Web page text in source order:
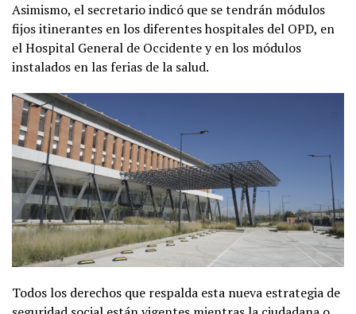
Asimismo, el secretario indicó que se tendrán módulos
fijos itinerantes en los diferentes hospitales del OPD, en
el Hospital General de Occidente y en los módulos
instalados en las ferias de la salud.
Todos los derechos que respalda esta nueva estrategia de